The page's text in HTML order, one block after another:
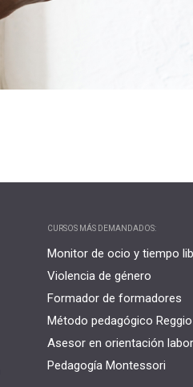
CURSOS MÁS DEMANDADOS:
Monitor de ocio y tiempo
Violencia de género
Formador de formadores
Método pedagógico
Asesor en orientación
Pedagogía Montessori